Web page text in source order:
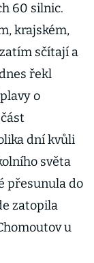
60 silnic.
krajském,
sčítají a
řekl
o
dní kvůli
světa
přesunula do
zatopila
u